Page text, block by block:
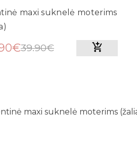
maxi suknelė moterims
39.90€
maxi suknelė moterims